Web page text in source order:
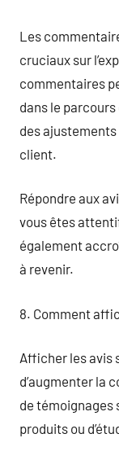
Les
cruciaux sur
commentaires
dans le
des ajustements
client.
Répondre aux
vous êtes
également
à revenir.
8. Comment
Afficher les avis
d’augmenter la
de témoignages
produits ou